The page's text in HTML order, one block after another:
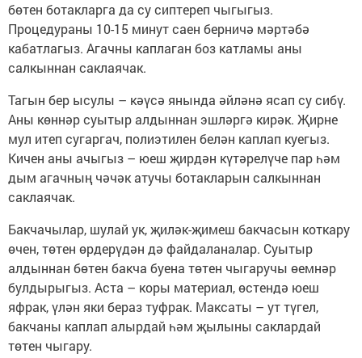
бөтен ботакларга да су сиптереп чыгыгыз.
Процедураны 10-15 минут саен берничә мәртәбә
кабатлагыз. Агачны каплаган боз катламы аны
салкыннан саклаячак.
Тагын бер ысулы – кәүсә янында әйләнә ясап су сибү.
Аны көннәр суытыр алдыннан эшләргә кирәк. Җирне
мул итеп сугаргач, полиэтилен белән каплап куегыз.
Кичен аны ачыгыз – юеш җирдән күтәрелүче пар һәм
дым агачның чәчәк атучы ботакларын салкыннан
саклаячак.
Бакчачылар, шулай ук, җиләк-җимеш бакчасын коткару
өчен, төтен өрдерүдән дә файдаланалар. Суытыр
алдыннан бөтен бакча буена төтен чыгаручы өемнәр
булдырыгыз. Аста – коры материал, өстендә юеш
яфрак, үлән яки бераз туфрак. Максаты – ут түгел,
бакчаны каплап алырдай һәм җылыны саклардай
төтен чыгару.